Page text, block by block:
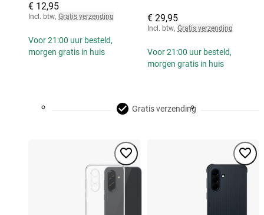
€ 12,95
Incl. btw, Gratis verzending
Voor 21:00 uur besteld,
morgen gratis in huis
€ 29,95
Incl. btw, Gratis verzending
Voor 21:00 uur besteld,
morgen gratis in huis
Gratis verzending